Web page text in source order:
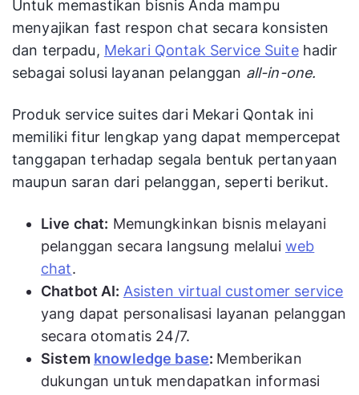
Untuk memastikan bisnis Anda mampu
menyajikan fast respon chat secara konsisten
dan terpadu, Mekari Qontak Service Suitehadir
sebagai solusi layanan pelanggan all-in-one.
Produk service suites dari Mekari Qontak ini
memiliki fitur lengkap yang dapat mempercepat
tanggapan terhadap segala bentuk pertanyaan
maupun saran dari pelanggan, seperti berikut.
Live chat: Memungkinkan bisnis melayani
pelanggan secara langsung melalui web
chat.
Chatbot AI: Asisten virtual customer service
yang dapat personalisasi layanan pelanggan
secara otomatis 24/7.
Sistem knowledge base: Memberikan
dukungan untuk mendapatkan informasi